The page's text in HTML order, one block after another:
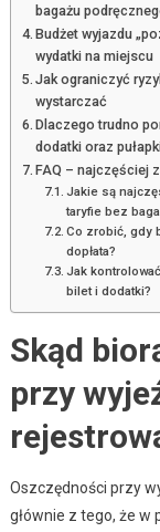
bagażu
Budżet wyjazdu
wydatki na miejscu
Jak ograniczyć
wystarczać
Dlaczego trudno
dodatki oraz
FAQ – najczęściej
Jakie są
taryfie bez
Co zrobić, gdy
dopłata?
Jak
bilet i dodatki?
Skąd
przy
Oszczędności przy
głównie z tego, że w